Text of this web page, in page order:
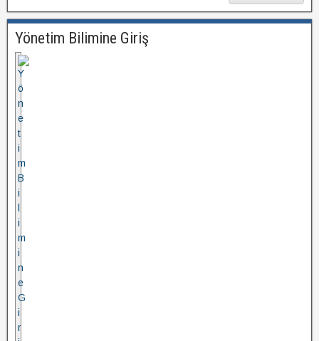
Yönetim Bilimine Giriş